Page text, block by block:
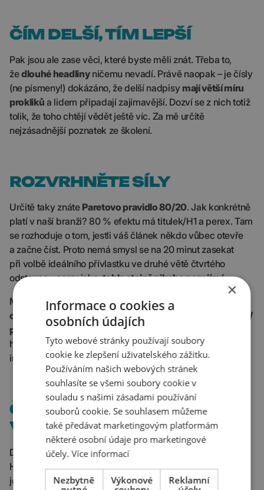
ČÍM DELŠÍ, TÍM LEPŠÍ
Pak jsou ale zase věci, které byste měli znát. Třeba to,
žedlouhé headlinyničemu nevadí. Právě naopak – je čísly
(ne písmeny!) dokázáno, že delší nadpisy mají větší míru
prokliků a lidem připadají zajímavější. Dozví se z nich totiž
tolik, že toho chtějí vědět ještě víc. Za mě určitě
nejzásadnější poznatek ze školení.
ROZVRHNĚTE SÍLY
Určitě taky znáte Paretovo pravidlo 80/20. Jak konkrétně
platí v naší branži? 80 % efektu má titulek/H1 a perex. Tam
se rozhoduje o tom, jestli váš článek někdo vůbec otevře
a začne číst. Proto nemá smysl se na 20 minut zasekat
při volbě ideálního přívlastku ve druhé větě čtvrtého
odstavce – sorry jako,tohle stejně nikoho nezajímá.
Místo toho svoje kreativní úsilí investujte do
chytlavého titulku, meta popisku
„otvíráku“ /
perexu / úvodního odstavce. Zbytek textu by pak měl mít
hlavně srozumitelně podanou a logicky uspořádanou
informační hodnotu.
ČEMU SE ROZHODNĚ
VYHNOUT?
Dávejte velký pozor, abyste nedopadli jako filozof Martin
Heidegger. Ten totižpsal tak nesrozumitelně, že ze čtení
jeho výtvorůlidi bolí hlava. Další velké poučení – pište
×
Informace o cookies a
osobních údajích
Tyto webové stránky používají soubory
cookie ke zlepšení uživatelského zážitku.
Používáním našich webových stránek
souhlasíte se všemi soubory cookie v
souladu s našimi zásadami používání
souborů cookie. Se souhlasem můžeme
také předávat marketingovým platformám
některé osobní údaje pro marketingové
účely.Více informací
Nezbytně
Výkonové
Reklamní